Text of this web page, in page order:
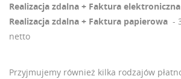
Realizacja zdalna + Faktura elektroniczna
Realizacja zdalna + Faktura papierowa -
netto
Przyjmujemy również kilka rodzajów